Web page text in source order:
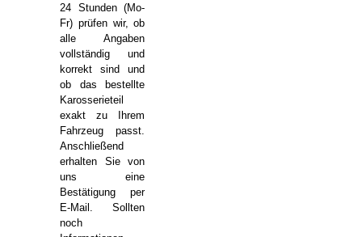
24 Stunden (Mo-
Fr) prüfen wir, ob
alle Angaben
vollständig und
korrekt sind und
ob das bestellte
Karosserieteil
exakt zu Ihrem
Fahrzeug passt.
Anschließend
erhalten Sie von
uns eine
Bestätigung per
E-Mail. Sollten
noch